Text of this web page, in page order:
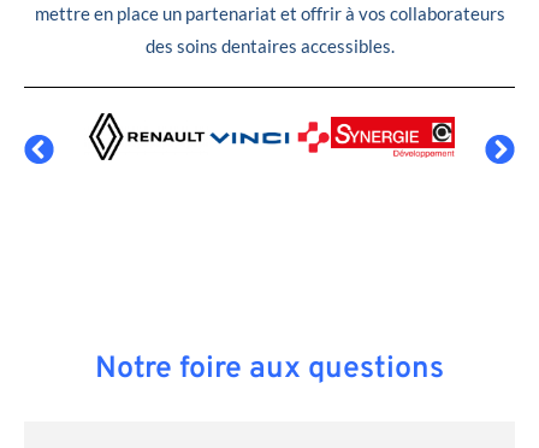
mettre en place un partenariat et offrir à vos collaborateurs
des soins dentaires accessibles.
Notre foire aux questions